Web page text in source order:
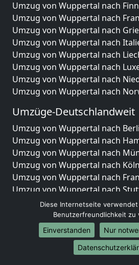
Umzug von Wuppertal nach
Umzug von Wuppertal nach
Umzug von Wuppertal nach
Umzug von Wuppertal nach
Umzug von Wuppertal nach
Umzug von Wuppertal nach
Umzug von Wuppertal nach
Umzug von Wuppertal nach
Umzüge-Deutschlandweit
Umzug von Wuppertal nach
Umzug von Wuppertal nach
Umzug von Wuppertal nach
Umzug von Wuppertal nach Köln
Umzug von Wuppertal nach
Umzug von Wuppertal nach
Umzug von Wuppertal nach
Umzug von Wuppertal nach
Umzug von Wuppertal nach
Umzug von Wuppertal nach
Umzug von Wuppertal nach
Diese Internetseite verwendet
Benutzerfreundlichkeit zu
Einverstanden
Nur